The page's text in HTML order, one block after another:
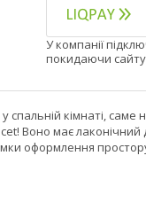
У компанії
покидаючи
кімнаті,
Воно має
оформлення